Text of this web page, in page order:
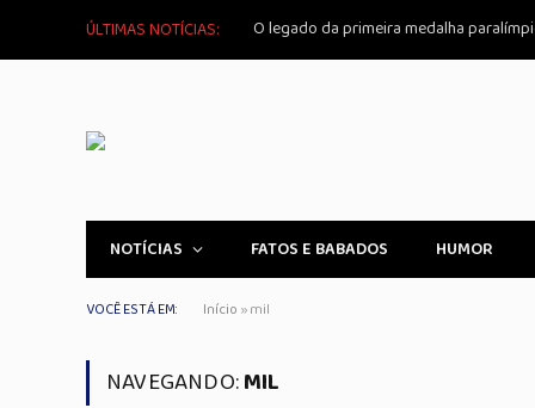
ÚLTIMAS NOTÍCIAS:
NOTÍCIAS FATOS E BABADOS HUMOR
VOCÊ ESTÁ EM: Início »mil
NAVEGANDO:MIL